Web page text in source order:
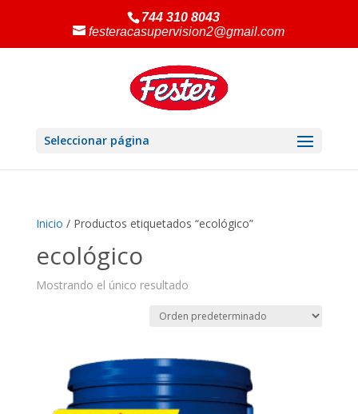
744 310 8043
festeracasupervision2@gmail.com
Seleccionar página
Inicio / Productos etiquetados “ecológico”
ecológico
Mostrando el único resultado